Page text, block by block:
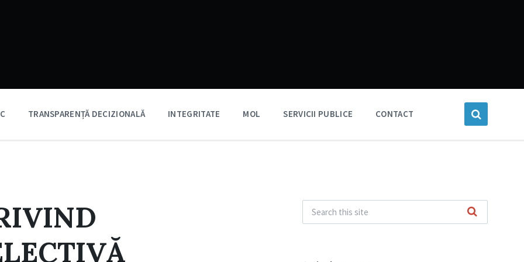
TRANSPARENȚĂ DECIZIONALĂ INTEGRITATE MOL SERVICII PUBLICE CONTACT